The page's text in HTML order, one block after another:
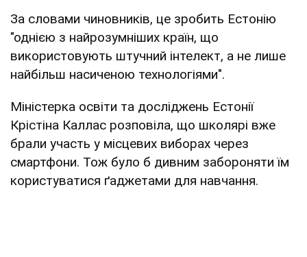
За словами чиновників, це зробить Естонію
"однією з найрозумніших країн, що
використовують штучний інтелект, а не лише
найбільш насиченою технологіями".
Міністерка освіти та досліджень Естонії
Крістіна Каллас розповіла, що школярі вже
брали участь у місцевих виборах через
смартфони. Тож було б дивним забороняти їм
користуватися ґаджетами для навчання.